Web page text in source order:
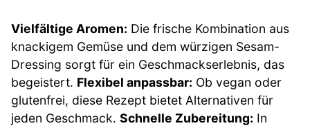
Vielfältige Aromen: Die frische Kombination aus
knackigem Gemüse und dem würzigen Sesam-
Dressing sorgt für ein Geschmackserlebnis, das
begeistert. Flexibel anpassbar: Ob vegan oder
glutenfrei, diese Rezept bietet Alternativen für
jeden Geschmack. Schnelle Zubereitung: In